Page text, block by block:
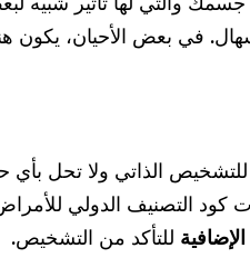
في بعض الأحيان، يكون
الذاتي ولا تحل
للتأكد من التشخيص.